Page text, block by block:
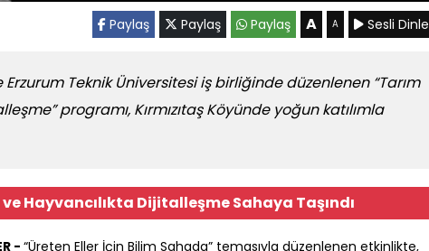
Paylaş Paylaş Paylaş A A Sesli Dinle
Teknik Üniversitesi iş birliğinde düzenlenen “Tarım
programı, Kırmızıtaş Köyünde yoğun katılımla
Hayvancılıkta Dijitalleşme Sahaya Taşındı
- “Üreten Eller İçin Bilim Sahada” temasıyla düzenlenen etkinlikte,